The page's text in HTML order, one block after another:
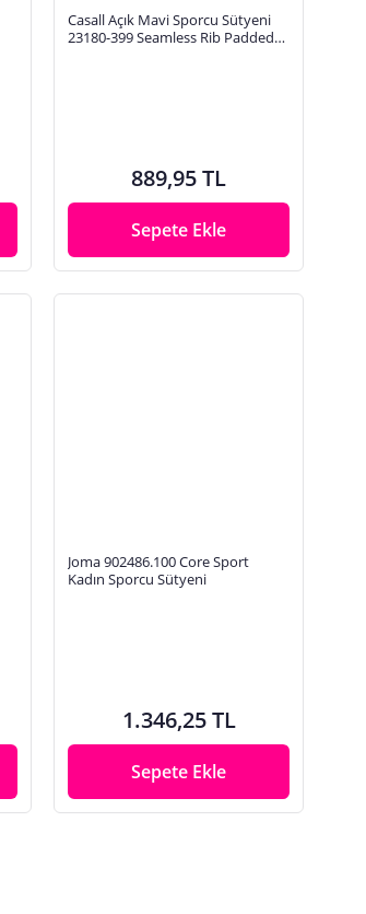
Casall Açık Mavi Sporcu Sütyeni
23180-399 Seamless Rib Padded
889,95 TL
Sepete Ekle
Joma 902486.100 Core Sport
Kadın Sporcu Sütyeni
1.346,25 TL
Sepete Ekle